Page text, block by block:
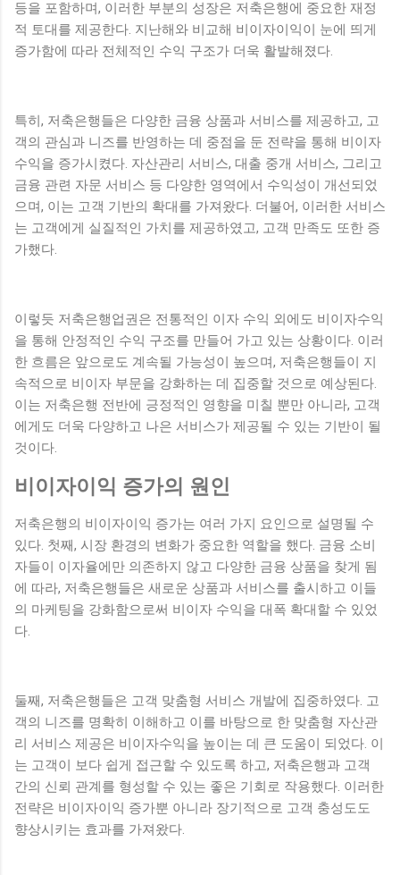
등을 포함하며, 이러한 부분의 성장은 저축은행에 중요한 재정
적 토대를 제공한다. 지난해와 비교해 비이자이익이 눈에 띄게
증가함에 따라 전체적인 수익 구조가 더욱 활발해졌다.
특히, 저축은행들은 다양한 금융 상품과 서비스를 제공하고, 고
객의 관심과 니즈를 반영하는 데 중점을 둔 전략을 통해 비이자
수익을 증가시켰다. 자산관리 서비스, 대출 중개 서비스, 그리고
금융 관련 자문 서비스 등 다양한 영역에서 수익성이 개선되었
으며, 이는 고객 기반의 확대를 가져왔다. 더불어, 이러한 서비스
는 고객에게 실질적인 가치를 제공하였고, 고객 만족도 또한 증
가했다.
이렇듯 저축은행업권은 전통적인 이자 수익 외에도 비이자수익
을 통해 안정적인 수익 구조를 만들어 가고 있는 상황이다. 이러
한 흐름은 앞으로도 계속될 가능성이 높으며, 저축은행들이 지
속적으로 비이자 부문을 강화하는 데 집중할 것으로 예상된다.
이는 저축은행 전반에 긍정적인 영향을 미칠 뿐만 아니라, 고객
에게도 더욱 다양하고 나은 서비스가 제공될 수 있는 기반이 될
것이다.
비이자이익 증가의 원인
저축은행의 비이자이익 증가는 여러 가지 요인으로 설명될 수
있다. 첫째, 시장 환경의 변화가 중요한 역할을 했다. 금융 소비
자들이 이자율에만 의존하지 않고 다양한 금융 상품을 찾게 됨
에 따라, 저축은행들은 새로운 상품과 서비스를 출시하고 이들
의 마케팅을 강화함으로써 비이자 수익을 대폭 확대할 수 있었
다.
둘째, 저축은행들은 고객 맞춤형 서비스 개발에 집중하였다. 고
객의 니즈를 명확히 이해하고 이를 바탕으로 한 맞춤형 자산관
리 서비스 제공은 비이자수익을 높이는 데 큰 도움이 되었다. 이
는 고객이 보다 쉽게 접근할 수 있도록 하고, 저축은행과 고객
간의 신뢰 관계를 형성할 수 있는 좋은 기회로 작용했다. 이러한
전략은 비이자이익 증가뿐 아니라 장기적으로 고객 충성도도
향상시키는 효과를 가져왔다.